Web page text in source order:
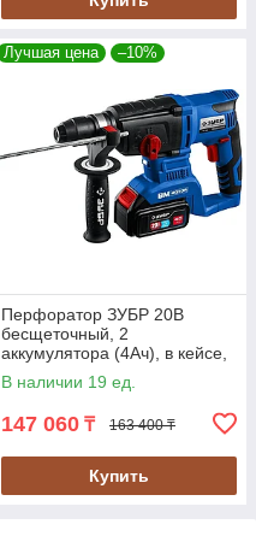
Лучшая цена –10%
Перфоратор ЗУБР 20В
бесщеточный, 2
аккумулятора (4Ач), в кейсе,
серия "Профессионал" (PB-
260-42)
В наличии 19 ед.
147 060 ₸ 163 400 ₸
Купить